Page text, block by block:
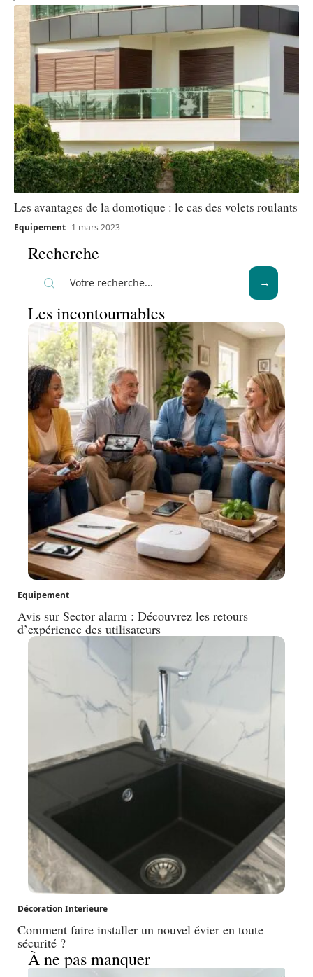
Les avantages de la domotique : le cas des volets roulants
Equipement 1 mars 2023
Recherche
Les incontournables
Equipement
Avis sur Sector alarm : Découvrez les retours
d’expérience des utilisateurs
Décoration Interieure
Comment faire installer un nouvel évier en toute
sécurité ?
À ne pas manquer